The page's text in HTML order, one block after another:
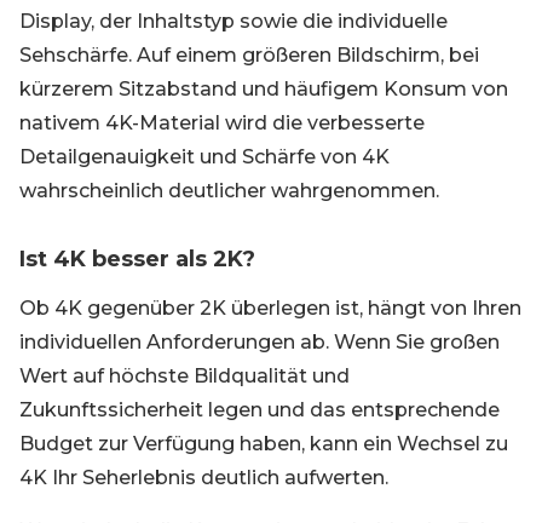
Display, der Inhaltstyp sowie die individuelle
Sehschärfe. Auf einem größeren Bildschirm, bei
kürzerem Sitzabstand und häufigem Konsum von
nativem 4K-Material wird die verbesserte
Detailgenauigkeit und Schärfe von 4K
wahrscheinlich deutlicher wahrgenommen.
Ist 4K besser als 2K?
Ob 4K gegenüber 2K überlegen ist, hängt von Ihren
individuellen Anforderungen ab. Wenn Sie großen
Wert auf höchste Bildqualität und
Zukunftssicherheit legen und das entsprechende
Budget zur Verfügung haben, kann ein Wechsel zu
4K Ihr Seherlebnis deutlich aufwerten.